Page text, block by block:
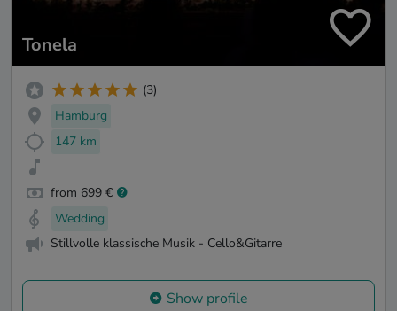
Tonela
(3)
Hamburg
147 km
from 699 €
Wedding
Stillvolle klassische Musik - Cello&Gitarre
Show profile